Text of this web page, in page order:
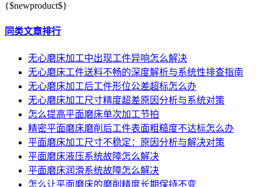
{$newproduct$}
同类文章排行
无心磨床加工中出现工件异响怎么解决
无心磨床工件送料不畅的深度解析与系统性排查指南
无心磨床加工后工件形位公差超标怎么办
无心磨床加工尺寸精度超差原因分析与系统对策
怎么提高平面磨床单次加工节拍
精密平面磨床磨削后工件表面粗糙度不达标怎么办
平面磨床加工尺寸不稳定：原因分析与解决对策
平面磨床液压系统故障怎么解决
平面磨床润滑系统故障怎么解决
怎么让平面磨床的磨削精度长期保持不变